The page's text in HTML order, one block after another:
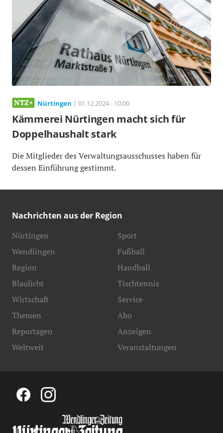
Nürtingen | 01.12.2024 - 10:00
Kämmerei Nürtingen macht sich für
Doppelhaushalt stark
Die Mitglieder des Verwaltungsausschusses haben für
dessen Einführung gestimmt.
Nachrichten aus der Region
Nürtingen
Wendlingen
Region
Blaulicht
Sport
Fußball
Handball
Tischtennis
Wirtschaft
Themen
Reportagen
Weltweit
Service
Abo
Anzeigen
Veranstaltungen